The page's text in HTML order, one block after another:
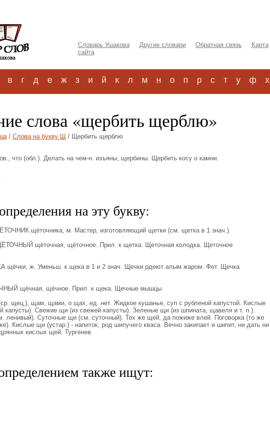
Словарь Ушакова Другие словари Обратная связь
Карта
сайта
в г д е ж з и й к л м н о п р с т у ф х
слова «щербить щерблю»
/ Слова на букву Щ/ Щербить щерблю
что (обл.). Делать на чем-н. изъяны, щербины. Щербить косу о камни.
на эту букву:
щёточника, м. Мастер, изготовляющий щетки (см. щетка в 1 знач.).
щёточная, щёточное. Прил. к щетка. Щеточная колодка. Щеточное
щёчки, ж. Уменьш. к щека в 1 и 2 знач. Щечки рдеют алым жаром. Фет. Щечка
щёчная, щёчное. Прил. к щека. Щечные мышцы.
щец,), щам, щами, о щах, ед. нет. Жидкое кушанье, суп с рубленой капустой. Кислые
капусты). Свежие щи (из свежей капусты). Зеленые щи (из шпината, щавеля и т. п.).
ленивый). Суточные щи (см. суточный). Тех же щей, да пожиже влей. Поговорка (то же
Кислые щи (устар.) - напиток, род шипучего кваса. Вечно закипает и шипит, ни дать ни
кислых щей. Тургенев.
также ищут: